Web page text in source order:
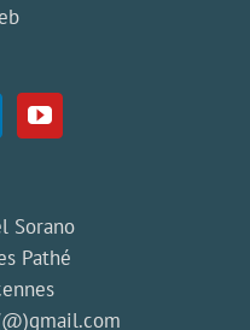
Sorano
Pathé